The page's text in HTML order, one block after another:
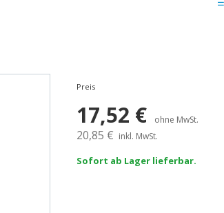
Preis
17,52 € ohne MwSt.
20,85 € inkl. MwSt.
Sofort ab Lager lieferbar.